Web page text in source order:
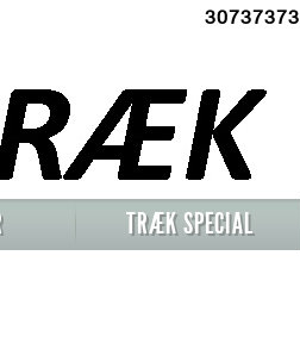
30737373
TRÆK SPECIAL